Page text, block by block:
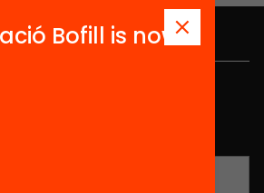
40,000 people who already
initiatives and projects for
in Catalonia.
Bofill is now